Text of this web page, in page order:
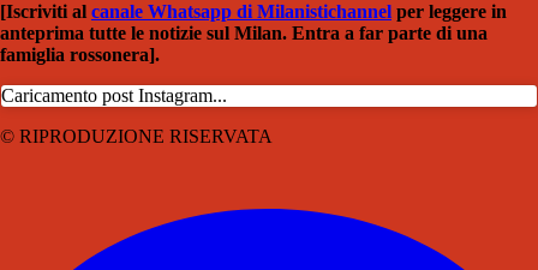
[Iscriviti al canale Whatsapp di Milanistichannel per leggere in
anteprima tutte le notizie sul Milan. Entra a far parte di una
famiglia rossonera].
Caricamento post Instagram...
© RIPRODUZIONE RISERVATA